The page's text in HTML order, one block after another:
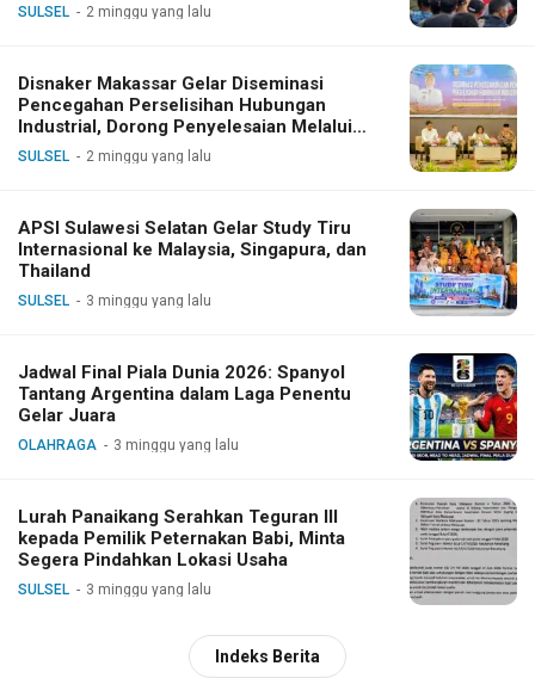
SULSEL 2 minggu yang lalu
Disnaker Makassar Gelar Diseminasi
Pencegahan Perselisihan Hubungan
Industrial, Dorong Penyelesaian Melalui
Dialog
SULSEL 2 minggu yang lalu
APSI Sulawesi Selatan Gelar Study Tiru
Internasional ke Malaysia, Singapura, dan
Thailand
SULSEL 3 minggu yang lalu
Jadwal Final Piala Dunia 2026: Spanyol
Tantang Argentina dalam Laga Penentu
Gelar Juara
OLAHRAGA 3 minggu yang lalu
Lurah Panaikang Serahkan Teguran III
kepada Pemilik Peternakan Babi, Minta
Segera Pindahkan Lokasi Usaha
SULSEL 3 minggu yang lalu
Indeks Berita